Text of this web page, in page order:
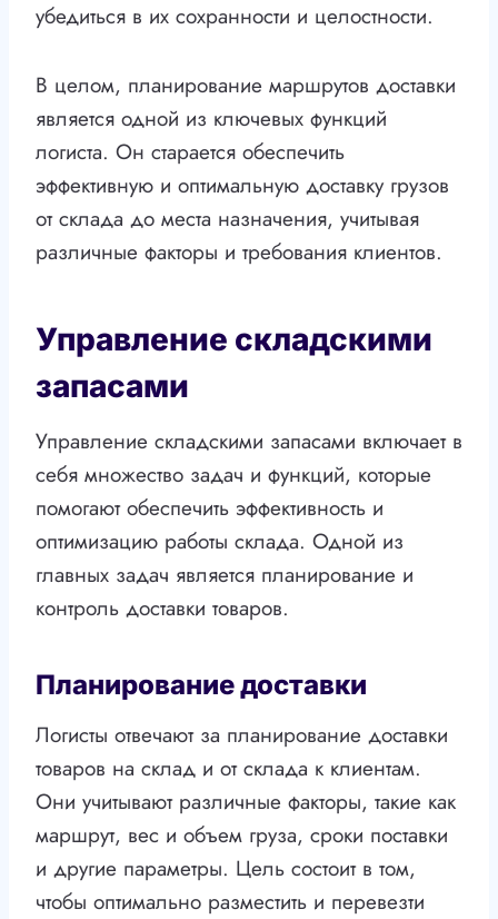
убедиться в их сохранности и целостности.
В целом, планирование маршрутов доставки
является одной из ключевых функций
логиста. Он старается обеспечить
эффективную и оптимальную доставку грузов
от склада до места назначения, учитывая
различные факторы и требования клиентов.
Управление складскими
запасами
Управление складскими запасами включает в
себя множество задач и функций, которые
помогают обеспечить эффективность и
оптимизацию работы склада. Одной из
главных задач является планирование и
контроль доставки товаров.
Планирование доставки
Логисты отвечают за планирование доставки
товаров на склад и от склада к клиентам.
Они учитывают различные факторы, такие как
маршрут, вес и объем груза, сроки поставки
и другие параметры. Цель состоит в том,
чтобы оптимально разместить и перевезти